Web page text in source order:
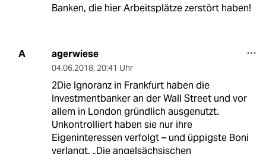
Banken, die hier Arbeitsplätze zerstört haben!
A agerwiese
04.06.2018, 20:41 Uhr
2Die Ignoranz in Frankfurt haben die
Investmentbanker an der Wall Street und vor
allem in London gründlich ausgenutzt.
Unkontrolliert haben sie nur ihre
Eigeninteressen verfolgt – und üppigste Boni
verlangt. „Die angelsächsischen